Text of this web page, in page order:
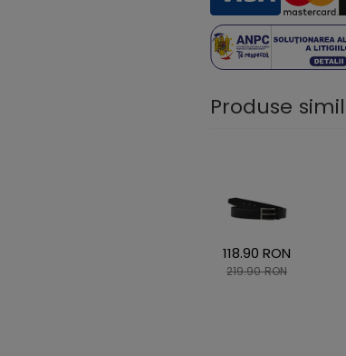
Produse
118.90 RON
219.90 RON